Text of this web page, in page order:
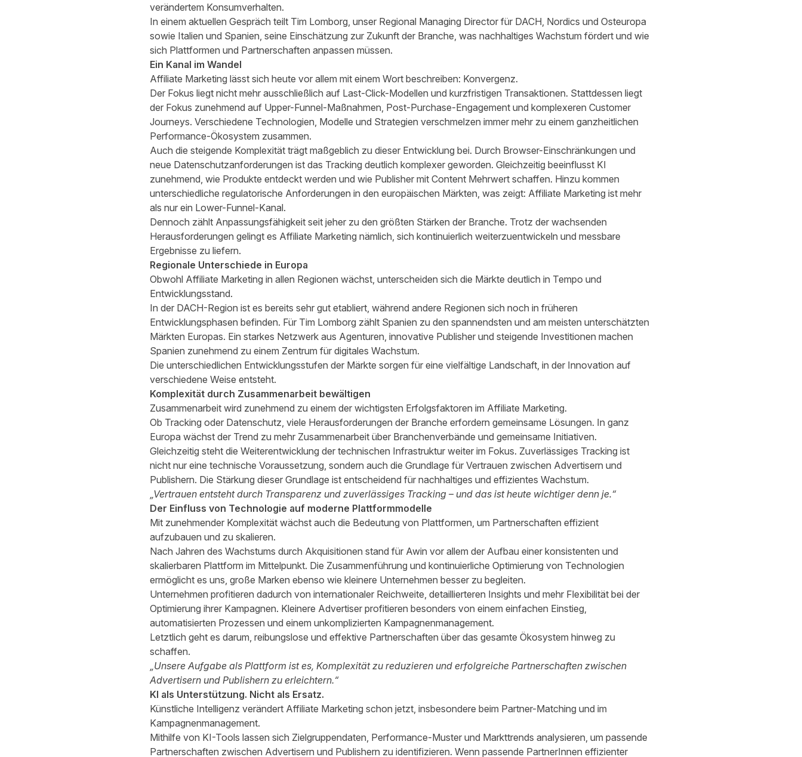
verändertem Konsumverhalten.
In einem aktuellen Gespräch teilt Tim Lomborg, unser Regional Managing Director für DACH, Nordics und Osteuropa
sowie Italien und Spanien, seine Einschätzung zur Zukunft der Branche, was nachhaltiges Wachstum fördert und wie
sich Plattformen und Partnerschaften anpassen müssen.
Ein Kanal im Wandel
Affiliate Marketing lässt sich heute vor allem mit einem Wort beschreiben: Konvergenz.
Der Fokus liegt nicht mehr ausschließlich auf Last-Click-Modellen und kurzfristigen Transaktionen. Stattdessen liegt
der Fokus zunehmend auf Upper-Funnel-Maßnahmen, Post-Purchase-Engagement und komplexeren Customer
Journeys. Verschiedene Technologien, Modelle und Strategien verschmelzen immer mehr zu einem ganzheitlichen
Performance-Ökosystem zusammen.
Auch die steigende Komplexität trägt maßgeblich zu dieser Entwicklung bei. Durch Browser-Einschränkungen und
neue Datenschutzanforderungen ist das Tracking deutlich komplexer geworden. Gleichzeitig beeinflusst KI
zunehmend, wie Produkte entdeckt werden und wie Publisher mit Content Mehrwert schaffen. Hinzu kommen
unterschiedliche regulatorische Anforderungen in den europäischen Märkten, was zeigt: Affiliate Marketing ist mehr
als nur ein Lower-Funnel-Kanal.
Dennoch zählt Anpassungsfähigkeit seit jeher zu den größten Stärken der Branche. Trotz der wachsenden
Herausforderungen gelingt es Affiliate Marketing nämlich, sich kontinuierlich weiterzuentwickeln und messbare
Ergebnisse zu liefern.
Regionale Unterschiede in Europa
Obwohl Affiliate Marketing in allen Regionen wächst, unterscheiden sich die Märkte deutlich in Tempo und
Entwicklungsstand.
In der DACH-Region ist es bereits sehr gut etabliert, während andere Regionen sich noch in früheren
Entwicklungsphasen befinden. Für Tim Lomborg zählt Spanien zu den spannendsten und am meisten unterschätzten
Märkten Europas. Ein starkes Netzwerk aus Agenturen, innovative Publisher und steigende Investitionen machen
Spanien zunehmend zu einem Zentrum für digitales Wachstum.
Die unterschiedlichen Entwicklungsstufen der Märkte sorgen für eine vielfältige Landschaft, in der Innovation auf
verschiedene Weise entsteht.
Komplexität durch Zusammenarbeit bewältigen
Zusammenarbeit wird zunehmend zu einem der wichtigsten Erfolgsfaktoren im Affiliate Marketing.
Ob Tracking oder Datenschutz, viele Herausforderungen der Branche erfordern gemeinsame Lösungen. In ganz
Europa wächst der Trend zu mehr Zusammenarbeit über Branchenverbände und gemeinsame Initiativen.
Gleichzeitig steht die Weiterentwicklung der technischen Infrastruktur weiter im Fokus. Zuverlässiges Tracking ist
nicht nur eine technische Voraussetzung, sondern auch die Grundlage für Vertrauen zwischen Advertisern und
Publishern. Die Stärkung dieser Grundlage ist entscheidend für nachhaltiges und effizientes Wachstum.
„Vertrauen entsteht durch Transparenz und zuverlässiges Tracking – und das ist heute wichtiger denn je.“
Der Einfluss von Technologie auf moderne Plattformmodelle
Mit zunehmender Komplexität wächst auch die Bedeutung von Plattformen, um Partnerschaften effizient
aufzubauen und zu skalieren.
Nach Jahren des Wachstums durch Akquisitionen stand für Awin vor allem der Aufbau einer konsistenten und
skalierbaren Plattform im Mittelpunkt. Die Zusammenführung und kontinuierliche Optimierung von Technologien
ermöglicht es uns, große Marken ebenso wie kleinere Unternehmen besser zu begleiten.
Unternehmen profitieren dadurch von internationaler Reichweite, detaillierteren Insights und mehr Flexibilität bei der
Optimierung ihrer Kampagnen. Kleinere Advertiser profitieren besonders von einem einfachen Einstieg,
automatisierten Prozessen und einem unkomplizierten Kampagnenmanagement.
Letztlich geht es darum, reibungslose und effektive Partnerschaften über das gesamte Ökosystem hinweg zu
schaffen.
„Unsere Aufgabe als Plattform ist es, Komplexität zu reduzieren und erfolgreiche Partnerschaften zwischen
Advertisern und Publishern zu erleichtern.“
KI als Unterstützung. Nicht als Ersatz.
Künstliche Intelligenz verändert Affiliate Marketing schon jetzt, insbesondere beim Partner-Matching und im
Kampagnenmanagement.
Mithilfe von KI-Tools lassen sich Zielgruppendaten, Performance-Muster und Markttrends analysieren, um passende
Partnerschaften zwischen Advertisern und Publishern zu identifizieren. Wenn passende PartnerInnen effizienter